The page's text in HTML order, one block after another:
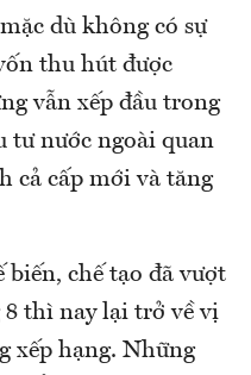
dù không có sự
thu hút được
vẫn xếp đầu trong
tư nước ngoài quan
cả cấp mới và tăng
biến, chế tạo đã vượt
8 thì nay lại trở về vị
xếp hạng. Những